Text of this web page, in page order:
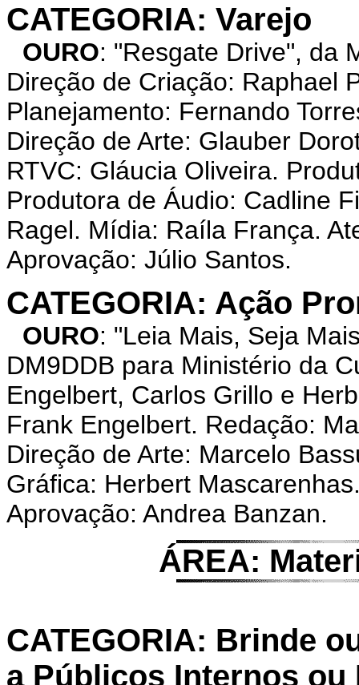
CATEGORIA: Varejo
OURO: "Resgate Drive", da
Direção de Criação: Raphael
Planejamento: Fernando
Direção de Arte: Glauber
RTVC: Gláucia Oliveira.
Produtora de Áudio: Cadline
Ragel. Mídia: Raíla França.
Aprovação: Júlio Santos.
CATEGORIA: Ação
OURO: "Leia Mais, Seja
DM9DDB para Ministério da
Engelbert, Carlos Grillo e
Frank Engelbert. Redação:
Direção de Arte: Marcelo
Gráfica: Herbert
Aprovação: Andrea Banzan.
ÁREA:
CATEGORIA: Brinde
a Públicos Internos